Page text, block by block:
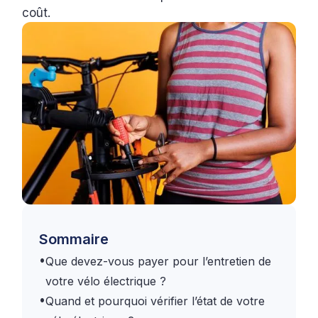
coût.
Sommaire
•Que devez-vous payer pour l’entretien de
votre vélo électrique ?
•Quand et pourquoi vérifier l’état de votre